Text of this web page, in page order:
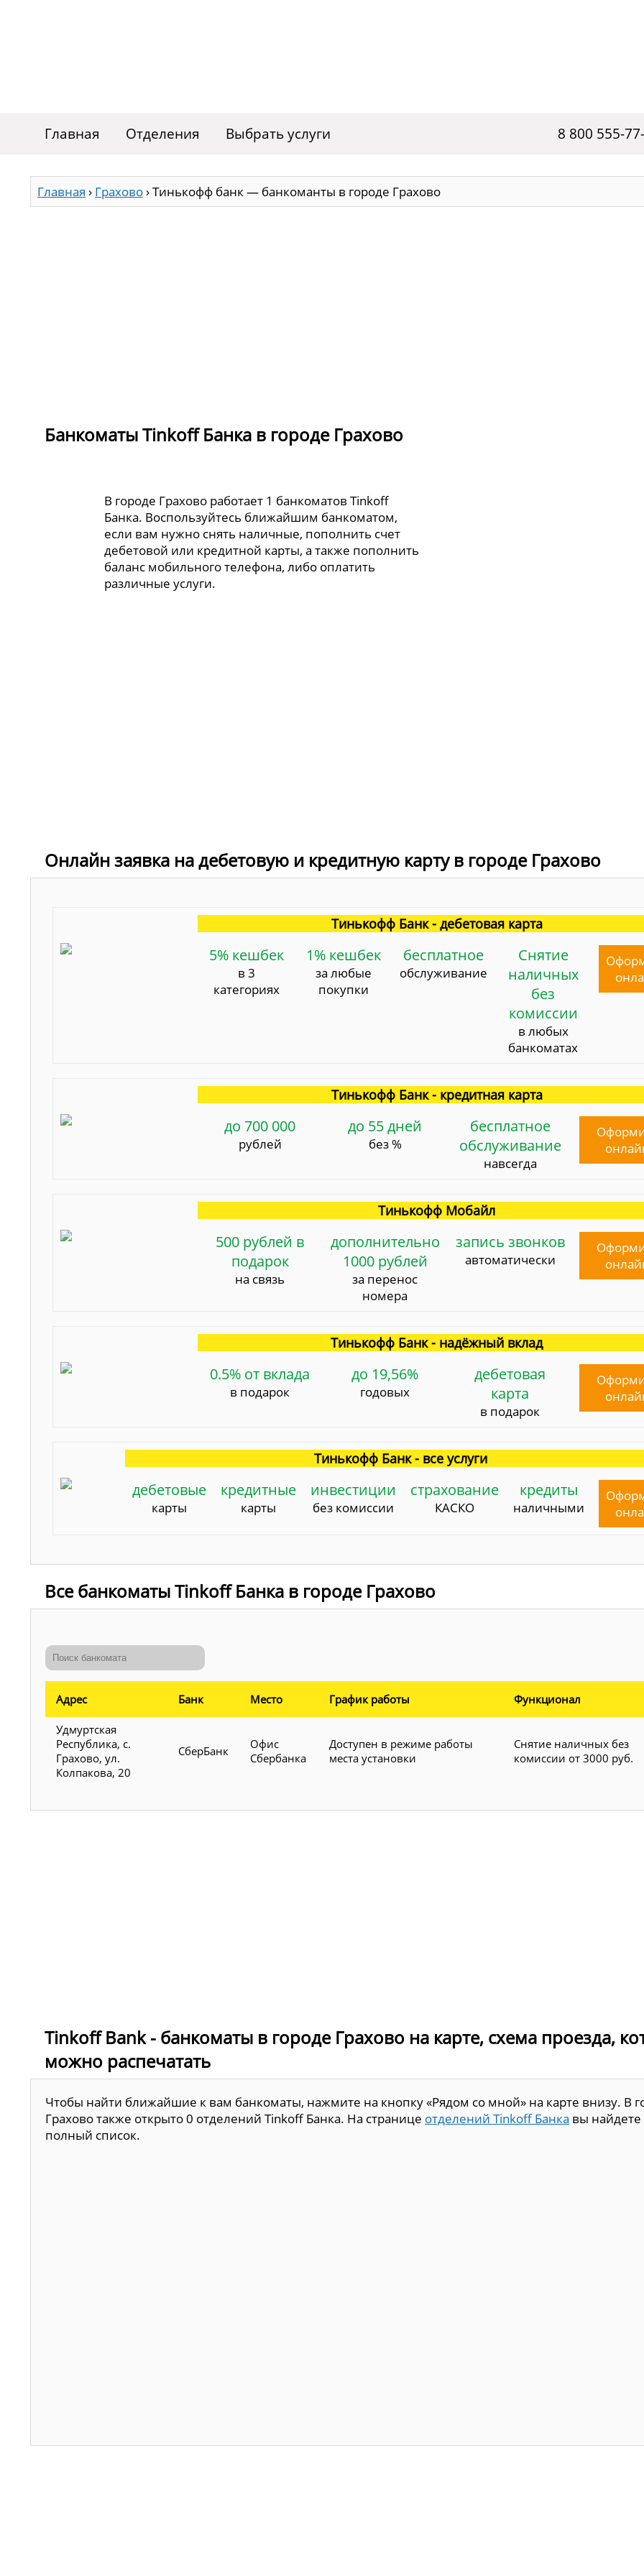
Главная Отделения Выбрать услуги 8 800 555-
Главная › Грахово›Тинькофф банк — банкоманты в городе Грахово
Банкоматы Tinkoff Банка в городе Грахово
В городе Грахово работает 1 банкоматов Tinkoff
Банка. Воспользуйтесь ближайшим банкоматом,
если вам нужно снять наличные, пополнить счет
дебетовой или кредитной карты, а также пополнить
баланс мобильного телефона, либо оплатить
различные услуги.
Онлайн заявка на дебетовую и кредитную карту в городе Грахово
Тинькофф Банк - дебетовая карта
5% кешбек
в 3
категориях
1% кешбек
за любые
покупки
бесплатное
обслуживание
Снятие
наличных
без
комиссии
в любых
банкоматах
Тинькофф Банк - кредитная карта
до 700 000
рублей
до 55 дней
без %
бесплатное
обслуживание
навсегда
Тинькофф Мобайл
500 рублей в
подарок
на связь
дополнительно
1000 рублей
за перенос
номера
запись звонков
автоматически
Тинькофф Банк - надёжный вклад
0.5% от вклада
в подарок
до 19,56%
годовых
дебетовая
карта
в подарок
Тинькофф Банк - все услуги
дебетовые
карты
кредитные
карты
инвестиции
без комиссии
страхование
КАСКО
кредиты
наличными
Все банкоматы Tinkoff Банка в городе Грахово
Адрес Банк Место График работы Функционал
Удмуртская
Республика, с.
Грахово, ул.
Колпакова, 20
СберБанк
Офис
Сбербанка
Доступен в режиме работы
места установки
Снятие наличных без
комиссии от 3000 руб.
Tinkoff Bank - банкоматы в городе Грахово на карте, схема проезда,
можно распечатать
Чтобы найти ближайшие к вам банкоматы, нажмите на кнопку «Рядом со мной» на карте внизу. В
Грахово также открыто 0 отделений Tinkoff Банка. На странице отделений Tinkoff Банка вы найдете
полный список.